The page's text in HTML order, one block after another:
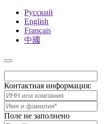
Русский
English
Français
中國
Контактная информация:
Поле не заполнено